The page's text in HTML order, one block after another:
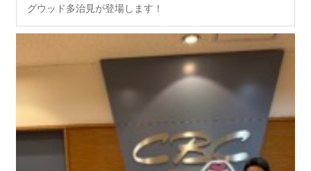
グウッド多治見が登場します！